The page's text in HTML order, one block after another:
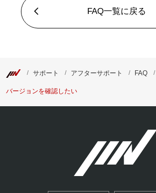
FAQ一覧に戻る
サポート アフターサポート FAQ
バージョンを確認したい